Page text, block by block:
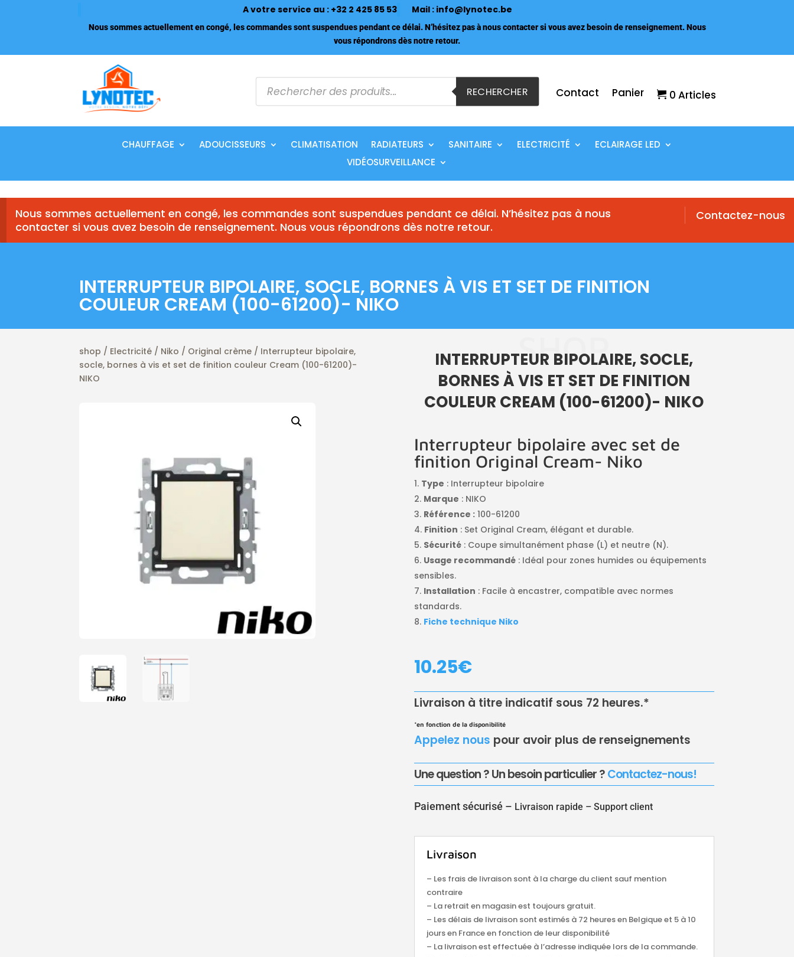
A votre service au : +32 2 425 85 53 Mail : info@lynotec.be
Nous sommes actuellement en congé, les commandes sont suspendues pendant ce délai. N’hésitez pas à nous contacter si vous avez besoin de renseignement. Nous
vous répondrons dès notre retour.
Recherche
de
produits
RECHERCHER Contact Panier 0 Articles
CHAUFFAGE ADOUCISSEURS CLIMATISATION RADIATEURS SANITAIRE ELECTRICITÉ
ECLAIRAGE LED
VIDÉOSURVEILLANCE
Contactez-nous
Nous sommes actuellement en congé, les commandes sont suspendues pendant ce délai. N’hésitez pas à nous
contacter si vous avez besoin de renseignement. Nous vous répondrons dès notre retour.
INTERRUPTEUR BIPOLAIRE, SOCLE, BORNES À VIS ET SET DE FINITION
COULEUR CREAM (100-61200)- NIKO
shop / Electricité / Niko / Original crème / Interrupteur bipolaire,
socle, bornes à vis et set de finition couleur Cream (100-61200)-
NIKO
SHOP
INTERRUPTEUR BIPOLAIRE, SOCLE,
BORNES À VIS ET SET DE FINITION
COULEUR CREAM (100-61200)- NIKO
Interrupteur bipolaire avec set de
finition Original Cream- Niko
Type : Interrupteur bipolaire
Marque : NIKO
Référence : 100-61200
Finition : Set Original Cream, élégant et durable.
Sécurité : Coupe simultanément phase (L) et neutre (N).
Usage recommandé : Idéal pour zones humides ou équipements
sensibles.
Installation : Facile à encastrer, compatible avec normes
standards.
Fiche technique Niko
10.25€
Livraison à titre indicatif sous 72 heures.*
*en fonction de la disponibilité
Appelez nous pour avoir plus de renseignements
Une question ? Un besoin particulier ?Contactez-nous!
Paiement sécurisé – Livraison rapide –Support client
Livraison
– Les frais de livraison sont à la charge du client sauf mention
contraire
– La retrait en magasin est toujours gratuit.
– Les délais de livraison sont estimés à 72 heures en Belgique et 5 à 10
jours en France en fonction de leur disponibilité
– La livraison est effectuée à l’adresse indiquée lors de la commande.